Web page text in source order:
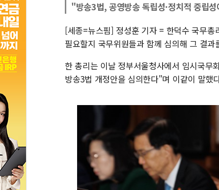
"방송3법, 공영방송 독립성·정치적 중립
[세종=뉴스핌] 정성훈 기자 = 한덕수 국무
필요할지 국무위원들과 함께 심의해 그 결
한 총리는 이날 정부서울청사에서 임시국무
방송3법 개정안을 심의한다"며 이같이 말했